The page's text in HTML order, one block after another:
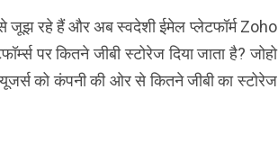
जूझ रहे हैं और अब स्वदेशी ईमेल प्लेटफॉर्म Zoho
पर कितने जीबी स्टोरेज दिया जाता है? जोहो
को कंपनी की ओर से कितने जीबी का स्टोरेज